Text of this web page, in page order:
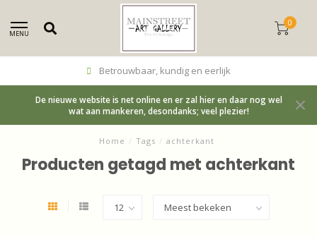
MENU
0
Betrouwbaar, kundig en eerlijk
De nieuwe website is net online en er zal hier en daar nog wel
wat aan mankeren, desondanks; veel plezier!
Home / Tags / achterkant
Producten getagd met achterkant